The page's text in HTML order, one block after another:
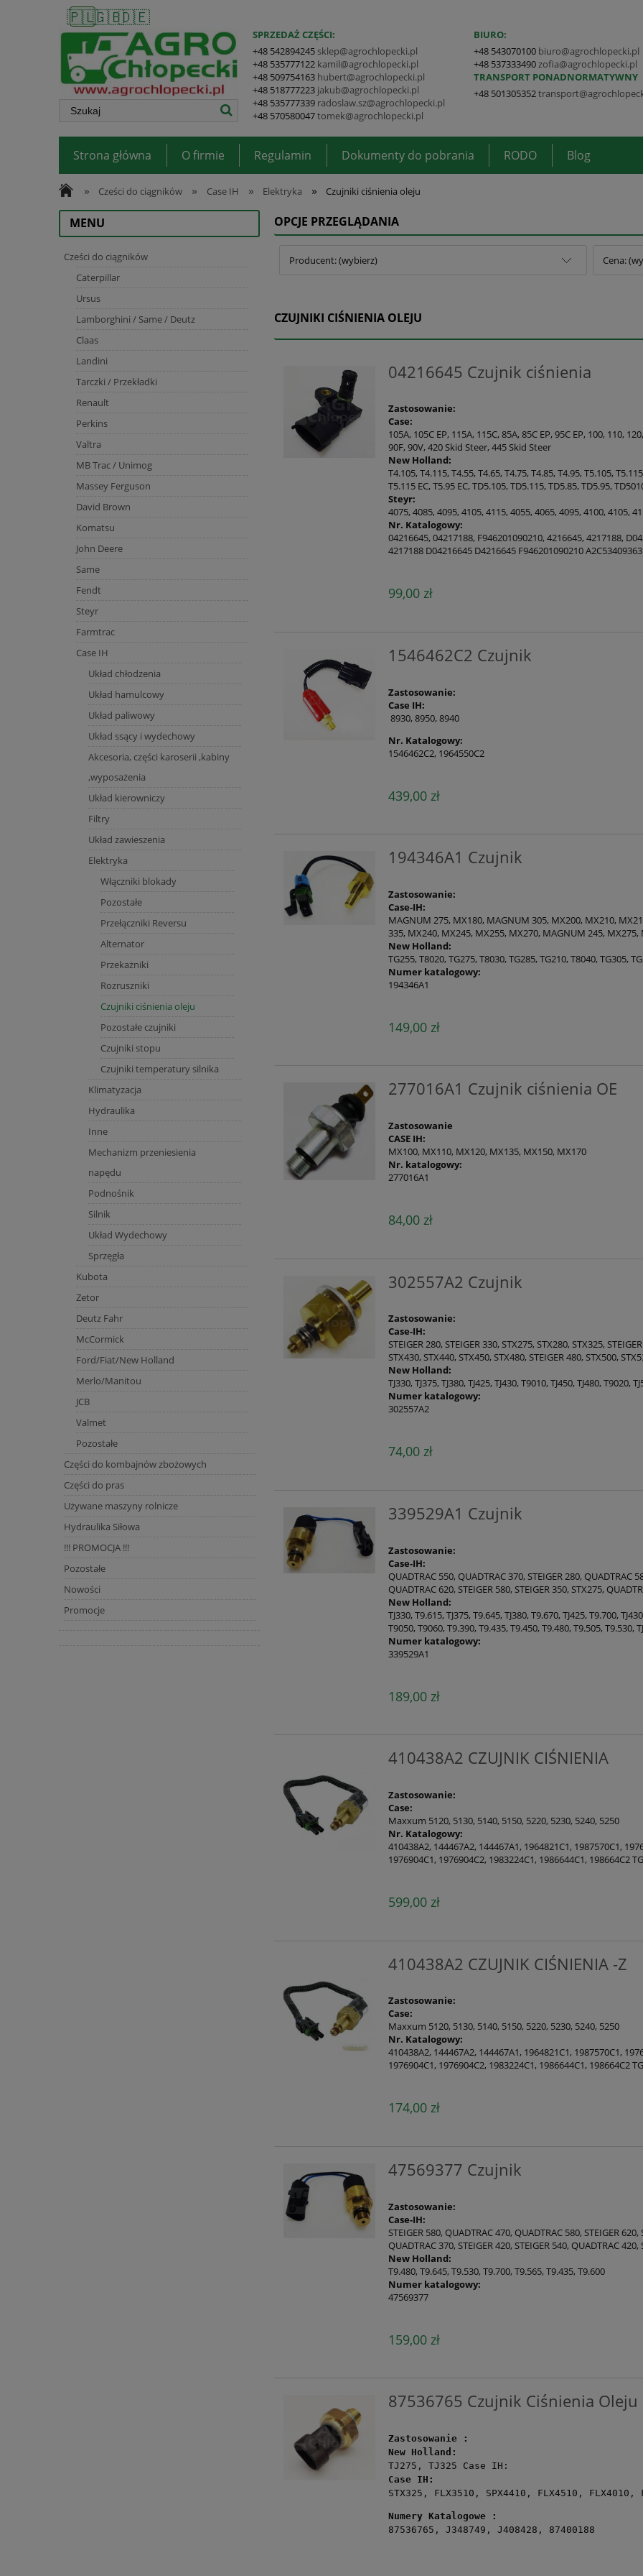
🇵🇱🇬🇧🇩🇪
SPRZEDAŻ CZĘŚCI:
+48 542894245 sklep@agrochlopecki.pl
+48 535777122 kamil@agrochlopecki.pl
+48 509754163 hubert@agrochlopecki.pl
+48 518777223 jakub@agrochlopecki.pl
+48 535777339 radoslaw.sz@agrochlopecki.pl
+48 570580047tomek@agrochlopecki.pl
BIURO:
+48 543070100 biuro@agrochlopecki.pl
+48 537333490 zofia@agrochlopecki.pl
TRANSPORT PONADNORMATYWNY
+48 501305352
Strona główna O firmie Regulamin Dokumenty do pobrania RODO Blog
» Cześci do ciągników » Case IH » Elektryka » Czujniki ciśnienia oleju
MENU
Cześci do ciągników
Caterpillar
Ursus
Lamborghini / Same / Deutz
Claas
Landini
Tarczki / Przekładki
Renault
Perkins
Valtra
MB Trac / Unimog
Massey Ferguson
David Brown
Komatsu
John Deere
Same
Fendt
Steyr
Farmtrac
Case IH
Układ chłodzenia
Układ hamulcowy
Układ paliwowy
Układ ssący i wydechowy
Akcesoria, części karoserii ,kabiny
,wyposażenia
Układ kierowniczy
Filtry
Układ zawieszenia
Elektryka
Włączniki blokady
Pozostałe
Przełączniki Reversu
Alternator
Przekażniki
Rozruszniki
Czujniki ciśnienia oleju
Pozostałe czujniki
Czujniki stopu
Czujniki temperatury silnika
Klimatyzacja
Hydraulika
Inne
Mechanizm przeniesienia
napędu
Podnośnik
Silnik
Układ Wydechowy
Sprzęgła
Kubota
Zetor
Deutz Fahr
McCormick
Ford/Fiat/New Holland
Merlo/Manitou
JCB
Valmet
Pozostałe
Części do kombajnów zbożowych
Części do pras
Używane maszyny rolnicze
Hydraulika Siłowa
!!! PROMOCJA !!!
Pozostałe
Nowości
Promocje
OPCJE PRZEGLĄDANIA
Producent: (wybierz) Cena:
CZUJNIKI CIŚNIENIA OLEJU
04216645 Czujnik ciśnienia
Zastosowanie:
Case:
105A, 105C EP, 115A, 115C, 85A, 85C EP, 95C EP, 100, 110,
90F, 90V, 420 Skid Steer, 445 Skid Steer
New Holland:
T4.105, T4.115, T4.55, T4.65, T4.75, T4.85, T4.95, T5.105,
T5.115 EC, T5.95 EC, TD5.105, TD5.115, TD5.85, TD5.95,
Steyr:
4075, 4085, 4095, 4105, 4115, 4055, 4065, 4095, 4100, 4105,
Nr. Katalogowy:
04216645, 04217188, F946201090210, 4216645, 4217188,
4217188 D04216645 D4216645 F946201090210
99,00 zł
1546462C2 Czujnik
Zastosowanie:
Case IH:
8930, 8950, 8940
Nr. Katalogowy:
1546462C2, 1964550C2
439,00 zł
194346A1 Czujnik
Zastosowanie:
Case-IH:
MAGNUM 275, MX180, MAGNUM 305, MX200, MX210,
335, MX240, MX245, MX255, MX270, MAGNUM 245,
New Holland:
TG255, T8020, TG275, T8030, TG285, TG210, T8040, TG305,
Numer katalogowy:
194346A1
149,00 zł
277016A1 Czujnik ciśnienia OE
Zastosowanie
CASE IH:
MX100, MX110, MX120, MX135, MX150, MX170
Nr. katalogowy:
277016A1
84,00 zł
302557A2 Czujnik
Zastosowanie:
Case-IH:
STEIGER 280, STEIGER 330, STX275, STX280, STX325,
STX430, STX440, STX450, STX480, STEIGER 480, STX500,
New Holland:
TJ330, TJ375, TJ380, TJ425, TJ430, T9010, TJ450, TJ480, T9020,
Numer katalogowy:
302557A2
74,00 zł
339529A1 Czujnik
Zastosowanie:
Case-IH:
QUADTRAC 550, QUADTRAC 370, STEIGER 280, QUADTRAC
QUADTRAC 620, STEIGER 580, STEIGER 350, STX275,
New Holland:
TJ330, T9.615, TJ375, T9.645, TJ380, T9.670, TJ425, T9.700,
T9050, T9060, T9.390, T9.435, T9.450, T9.480, T9.505, T9.530,
Numer katalogowy:
339529A1
189,00 zł
410438A2 CZUJNIK CIŚNIENIA
Zastosowanie:
Case:
Maxxum 5120, 5130, 5140, 5150, 5220, 5230, 5240, 5250
Nr. Katalogowy:
410438A2, 144467A2, 144467A1, 1964821C1, 1987570C1,
1976904C1, 1976904C2, 1983224C1, 1986644C1, 198664C2
599,00 zł
410438A2 CZUJNIK CIŚNIENIA -Z
Zastosowanie:
Case:
Maxxum 5120, 5130, 5140, 5150, 5220, 5230, 5240, 5250
Nr. Katalogowy:
410438A2, 144467A2, 144467A1, 1964821C1, 1987570C1,
1976904C1, 1976904C2, 1983224C1, 1986644C1, 198664C2
174,00 zł
47569377 Czujnik
Zastosowanie:
Case-IH:
STEIGER 580, QUADTRAC 470, QUADTRAC 580, STEIGER
QUADTRAC 370, STEIGER 420, STEIGER 540, QUADTRAC
New Holland:
T9.480, T9.645, T9.530, T9.700, T9.565, T9.435, T9.600
Numer katalogowy:
47569377
159,00 zł
87536765 Czujnik Ciśnienia Oleju
Zastosowanie :
New Holland:
TJ275, TJ325 Case IH:
Case IH:
STX325, FLX3510, SPX4410, FLX4510, FLX4010,
Numery Katalogowe :
87536765, J348749, J408428, 87400188